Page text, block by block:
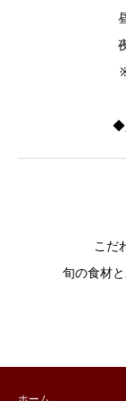
◆
こだ
旬の食材